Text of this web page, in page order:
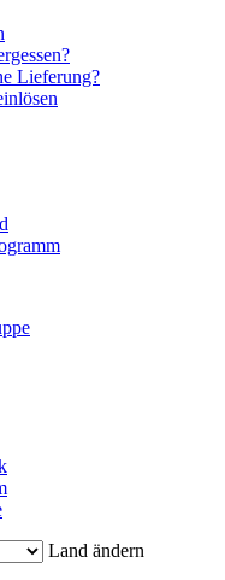
Lieferung?
Land ändern